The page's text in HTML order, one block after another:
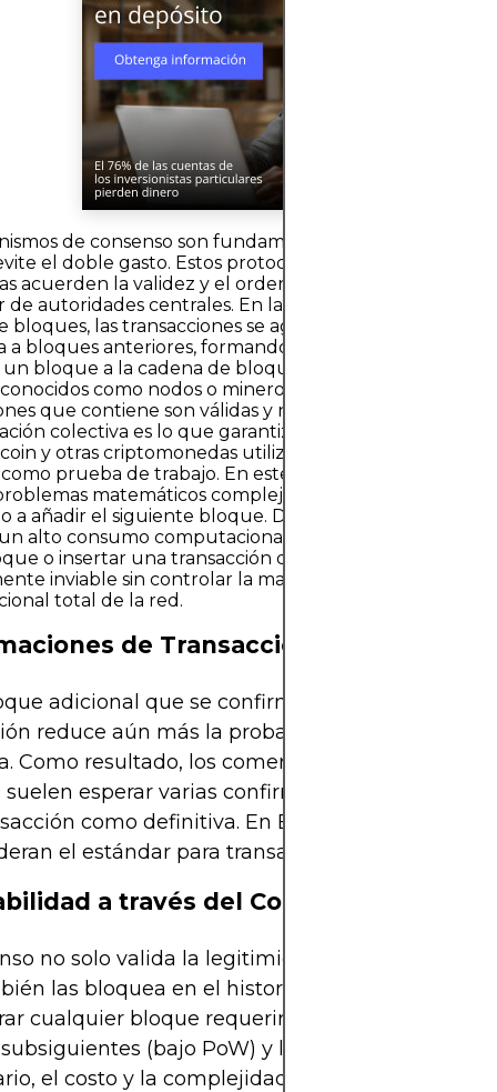
de consenso son fundamentales para que la
el doble gasto. Estos protocolos permiten que las
acuerden la validez y el orden de las transacciones sin
autoridades centrales. En la mayoría de los
bloques, las transacciones se agrupan en bloques
a bloques anteriores, formando una "cadena"
bloque a la cadena de bloques, los participantes de
como nodos o mineros) deben aceptar que
que contiene son válidas y no se han registrado
colectiva es lo que garantiza el consenso. Prueba
y otras criptomonedas utilizan un mecanismo de
prueba de trabajo. En este, los mineros compiten
matemáticos complejos. El primero en
a añadir el siguiente bloque. Debido a que este
alto consumo computacional y es costoso, alterar el
o insertar una transacción de doble gasto se vuelve
inviable sin controlar la mayor parte de la potencia
total de la red.
de Transacciones
adicional que se confirma después de una
reduce aún más la probabilidad de que esta
Como resultado, los comerciantes y
suelen esperar varias confirmaciones antes de
como definitiva. En Bitcoin, seis
el estándar para transacciones de alto valor.
a través del Consenso
no solo valida la legitimidad de las
las bloquea en el historial de la blockchain.
cualquier bloque requeriría volver a minar
(bajo PoW) y lograr un consenso
el costo y la complejidad hacen que los